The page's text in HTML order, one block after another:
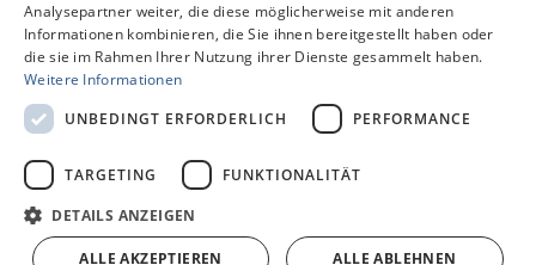
Alle Preise inkl. gesetzl. Mehrwertsteuer zzgl.
und ggf. Nachnahmegebühren, wenn nicht anders
angegeben.
Analysepartner weiter, die diese möglicherweise mit anderen
Informationen kombinieren, die Sie ihnen bereitgestellt haben oder
die sie im Rahmen Ihrer Nutzung ihrer Dienste gesammelt haben.
Weitere Informationen
UNBEDINGT ERFORDERLICH
PERFORMANCE
TARGETING FUNKTIONALITÄT
DETAILS ANZEIGEN
ALLE AKZEPTIEREN ALLE ABLEHNEN